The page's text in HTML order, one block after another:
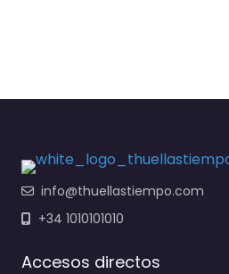
info@thuellastiempo.com
+34 1010101010
Accesos directos